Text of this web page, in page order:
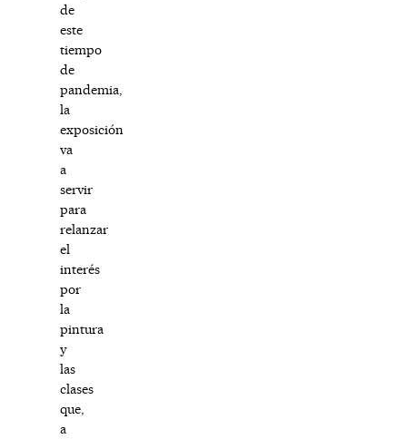
de
este
tiempo
de
pandemia,
la
exposición
va
a
servir
para
relanzar
el
interés
por
la
pintura
y
las
clases
que,
a